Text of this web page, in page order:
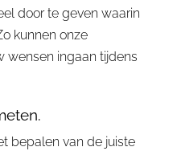
door te geven waarin
kunnen onze
wensen ingaan tijdens
bepalen van de juiste